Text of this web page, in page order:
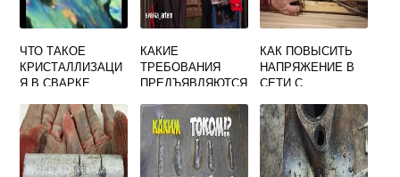
ЧТО ТАКОЕ
КРИСТАЛЛИЗАЦИ
Я В СВАРКЕ
КАКИЕ
ТРЕБОВАНИЯ
ПРЕДЪЯВЛЯЮТСЯ
СВАРЩИКА В
ЗАМКНУТЫХ ИЛИ
ТРУДНОДОСТУПН
ЫХ
КАК ПОВЫСИТЬ
НАПРЯЖЕНИЕ В
СЕТИ С
СВАРОЧНОГО
АППАРАТА